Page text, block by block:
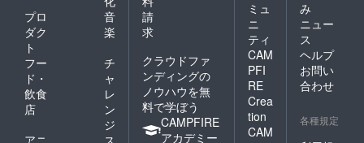
プロ
ダク
ト
音
楽
フー
ド・
飲食
店
チ
ャ
レ
ン
ジ
アニ
ス
請
求
クラウドファ
ンディングの
ノウハウを無
料で学ぼう
CAMPFIRE
アカデミー
ミュ
ニ
ティ
CAM
PFI
RE
Crea
tion
CAM
み
ニュー
ス
ヘルプ
お問い
合わせ
各種規定